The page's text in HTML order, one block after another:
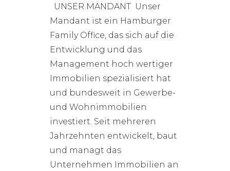
UNSER MANDANT Unser
Mandant ist ein Hamburger
Family Office, das sich auf die
Entwicklung und das
Management hoch wertiger
Immobilien spezialisiert hat
und bundesweit in Gewerbe-
und Wohnimmobilien
investiert. Seit mehreren
Jahrzehnten entwickelt, baut
und managt das
Unternehmen Immobilien an